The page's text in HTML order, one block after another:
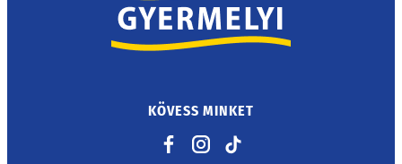
KÖVESS MINKET
Facebook Instagram TikTok